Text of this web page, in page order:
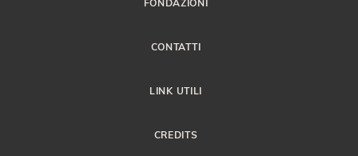
CONTATTI
LINK UTILI
CREDITS